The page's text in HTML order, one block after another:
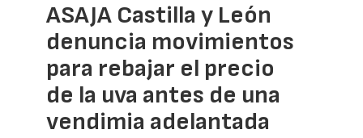
ASAJA Castilla y León
denuncia movimientos
para rebajar el precio
de la uva antes de una
vendimia adelantada